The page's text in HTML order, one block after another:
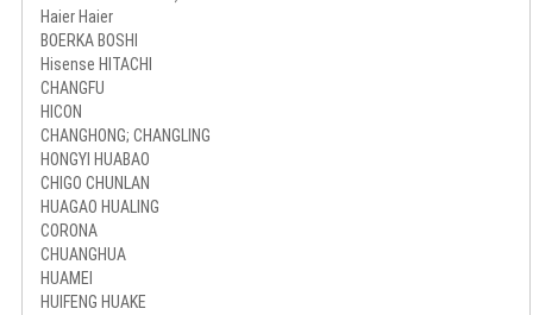
Haier Haier
BOERKA BOSHI
Hisense HITACHI
CHANGFU
HICON
CHANGHONG; CHANGLING
HONGYI HUABAO
CHIGO CHUNLAN
HUAGAO HUALING
CORONA
CHUANGHUA
HUAMEI
HUIFENG HUAKE